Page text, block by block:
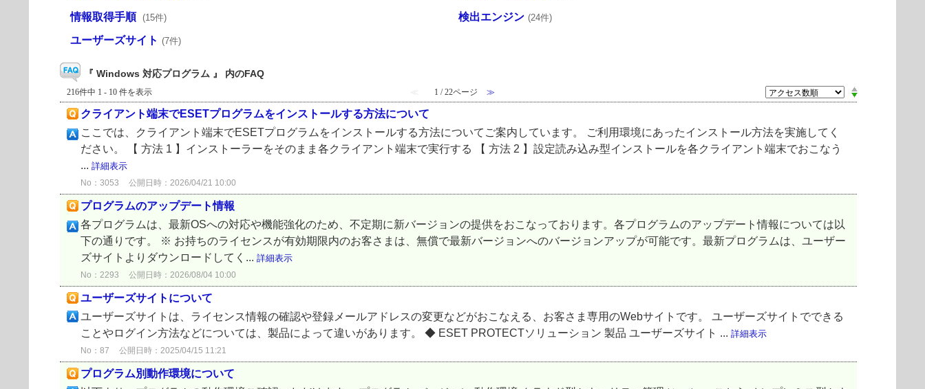
情報取得手順 (15件) 検出エンジン (24件)
ユーザーズサイト (7件)
『 Windows 対応プログラム 』 内のFAQ
216件中 1 - 10 件を表示 ≪ 1 / 22ページ ≫
クライアント端末でESETプログラムをインストールする方法について
ここでは、クライアント端末でESETプログラムをインストールする方法についてご案内しています。 ご利用環境にあったインストール方法を実施してく
ださい。 【 方法 1 】インストーラーをそのまま各クライアント端末で実行する 【 方法 2 】設定読み込み型インストールを各クライアント端末でおこなう
... 詳細表示
No：3053 公開日時：2026/04/21 10:00
プログラムのアップデート情報
各プログラムは、最新OSへの対応や機能強化のため、不定期に新バージョンの提供をおこなっております。各プログラムのアップデート情報については以
下の通りです。 ※ お持ちのライセンスが有効期限内のお客さまは、無償で最新バージョンへのバージョンアップが可能です。最新プログラムは、ユーザー
ズサイトよりダウンロードしてく... 詳細表示
No：2293 公開日時：2026/08/04 10:00
ユーザーズサイトについて
ユーザーズサイトは、ライセンス情報の確認や登録メールアドレスの変更などがおこなえる、お客さま専用のWebサイトです。 ユーザーズサイトでできる
ことやログイン方法などについては、製品によって違いがあります。 ◆ ESET PROTECTソリューション 製品 ユーザーズサイト ... 詳細表示
No：87 公開日時：2025/04/15 11:21
プログラム別動作環境について